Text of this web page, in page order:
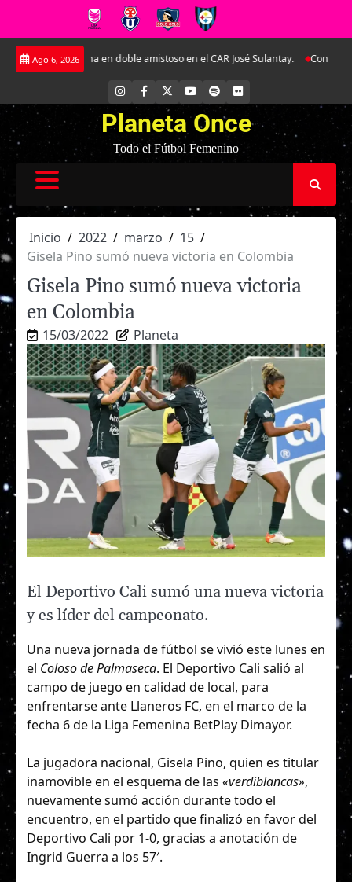
Saltar
Ago 6, 2026
en doble amistoso en el CAR José Sulantay. Conversamos en
INSTAGRAM
FACEBOOK YOUTUBE
SPOTIFYFLICKR
Planeta Once
Todo el Fútbol Femenino
Inicio 2022 marzo
15
Gisela Pino sumó nueva victoria en Colombia
Gisela Pino sumó nueva victoria
en Colombia
15/03/2022 Planeta
El Deportivo Cali sumó una nueva victoria
y es líder del campeonato.
Una nueva jornada de fútbol se vivió este lunes en
el Coloso de Palmaseca. El Deportivo Cali salió al
campo de juego en calidad de local, para
enfrentarse ante Llaneros FC, en el marco de la
fecha 6 de la Liga Femenina BetPlay Dimayor.
La jugadora nacional, Gisela Pino, quien es titular
inamovible en el esquema de las «verdiblancas»,
nuevamente sumó acción durante todo el
encuentro, en el partido que finalizó en favor del
Deportivo Cali por 1-0, gracias a anotación de
Ingrid Guerra a los 57′.